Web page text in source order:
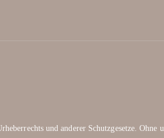
und anderer Schutzgesetze. Ohne